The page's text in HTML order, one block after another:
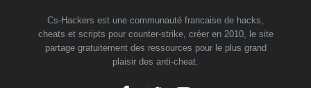
Cs-Hackers est une communauté francaise de hacks,
cheats et scripts pour counter-strike, créer en 2010, le site
partage gratuitement des ressources pour le plus grand
plaisir des anti-cheat.